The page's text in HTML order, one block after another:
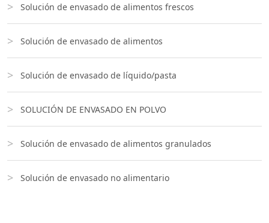
Solución de envasado de alimentos frescos
Solución de envasado de alimentos
Solución de envasado de líquido/pasta
SOLUCIÓN DE ENVASADO EN POLVO
Solución de envasado de alimentos granulados
Solución de envasado no alimentario